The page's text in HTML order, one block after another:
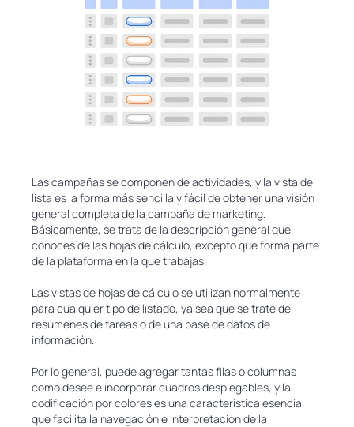
Las campañas se componen de actividades, y la vista de
lista es la forma más sencilla y fácil de obtener una visión
general completa de la campaña de marketing.
Básicamente, se trata de la descripción general que
conoces de las hojas de cálculo, excepto que forma parte
de la plataforma en la que trabajas.
Las vistas de hojas de cálculo se utilizan normalmente
para cualquier tipo de listado, ya sea que se trate de
resúmenes de tareas o de una base de datos de
información.
Por lo general, puede agregar tantas filas o columnas
como desee e incorporar cuadros desplegables, y la
codificación por colores es una característica esencial
que facilita la navegación e interpretación de la